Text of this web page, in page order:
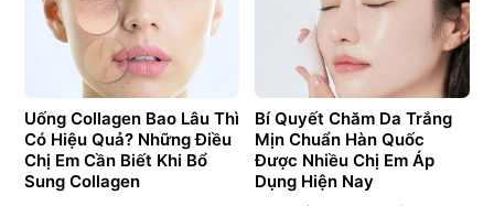
Uống Collagen Bao Lâu Thì
Có Hiệu Quả? Những Điều
Chị Em Cần Biết Khi Bổ
Sung Collagen
Bí Quyết Chăm Da Trắng
Mịn Chuẩn Hàn Quốc
Được Nhiều Chị Em Áp
Dụng Hiện Nay